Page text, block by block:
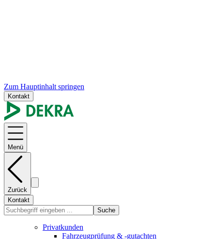
Zum Hauptinhalt springen
Kontakt
Menü
Zurück
Kontakt
Suche
Privatkunden
Fahrzeugprüfung & -gutachten